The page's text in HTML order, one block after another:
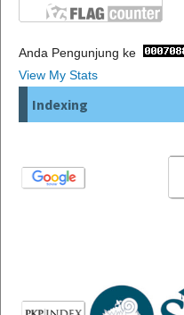
Anda Pengunjung ke
View My Stats
Indexing